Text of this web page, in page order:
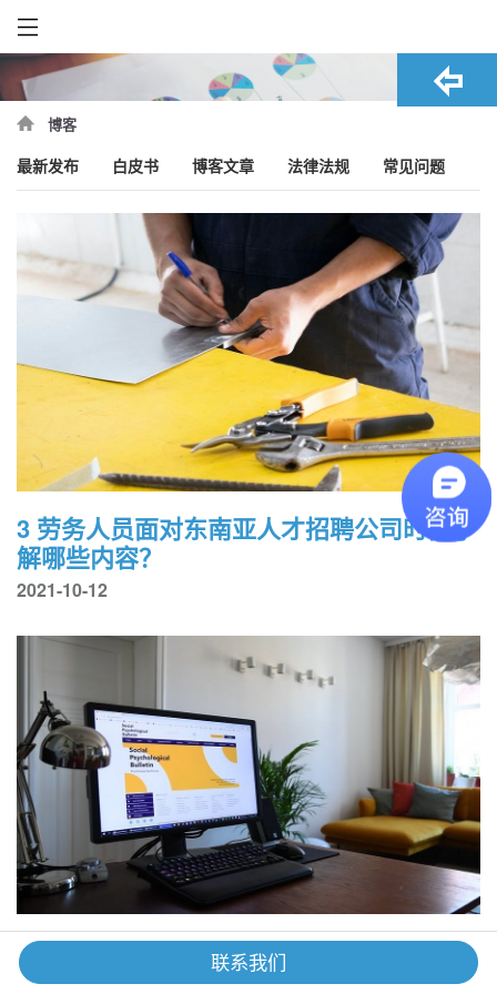
博客
最新发布 白皮书 博客文章 法律法规 常见问题
3 劳务人员面对东南亚人才招聘公司时需了
解哪些内容？
2021-10-12
金融猎头是什么，发展前景怎么样？
2021-10-11
联系我们